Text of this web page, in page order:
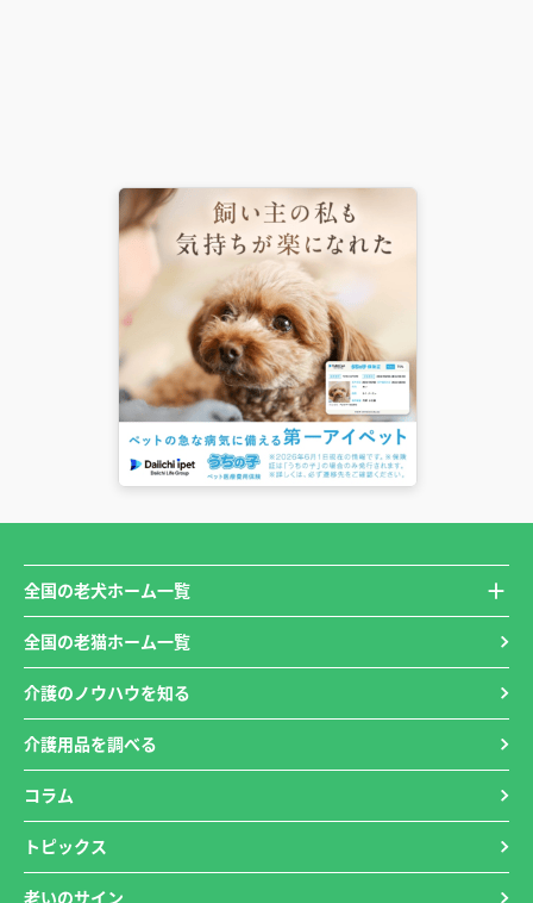
全国の老犬ホーム一覧
全国の老猫ホーム一覧
介護のノウハウを知る
介護用品を調べる
コラム
トピックス
老いのサイン